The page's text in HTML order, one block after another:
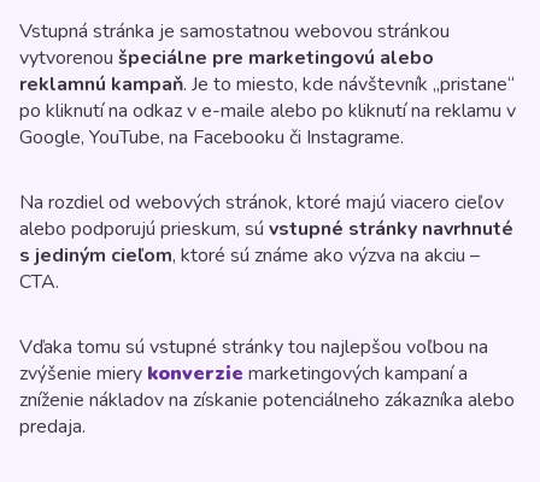
Vstupná stránka je samostatnou webovou stránkou
vytvorenou špeciálne pre marketingovú alebo
reklamnú kampaň. Je to miesto, kde návštevník „pristane“
po kliknutí na odkaz v e-maile alebo po kliknutí na reklamu v
Google, YouTube, na Facebooku či Instagrame.
Na rozdiel od webových stránok, ktoré majú viacero cieľov
alebo podporujú prieskum, sú vstupné stránky navrhnuté
s jediným cieľom, ktoré sú známe ako výzva na akciu –
CTA.
Vďaka tomu sú vstupné stránky tou najlepšou voľbou na
zvýšenie miery konverzie marketingových kampaní a
zníženie nákladov na získanie potenciálneho zákazníka alebo
predaja.